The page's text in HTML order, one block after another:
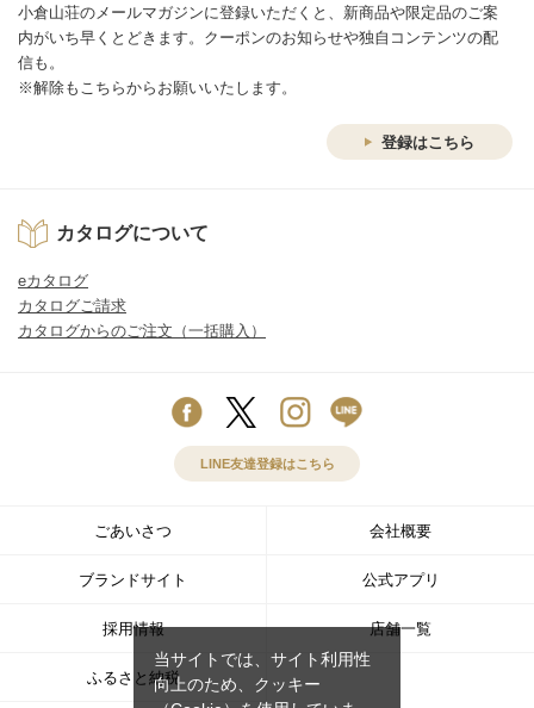
小倉山荘のメールマガジンに登録いただくと、新商品や限定品のご案
内がいち早くとどきます。クーポンのお知らせや独自コンテンツの配
信も。
※解除もこちらからお願いいたします。
登録はこちら
カタログについて
eカタログ
カタログご請求
カタログからのご注文（一括購入）
LINE友達登録はこちら
ごあいさつ 会社概要
ブランドサイト 公式アプリ
採用情報 店舗一覧
ふるさと納税
当サイトでは、サイト利用性
向上のため、クッキー